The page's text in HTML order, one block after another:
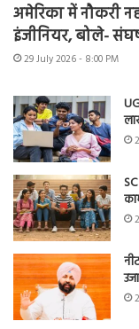
अमेरिका में नौकरी
इंजीनियर, बोले-
29 July 2026 - 8:00 PM